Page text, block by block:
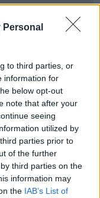
Personal
to third parties, or
information for
below opt-out
note that after your
seeing
utilized by
parties prior to
of the further
third parties on the
information may
the IAB’s List of
La Gornal a